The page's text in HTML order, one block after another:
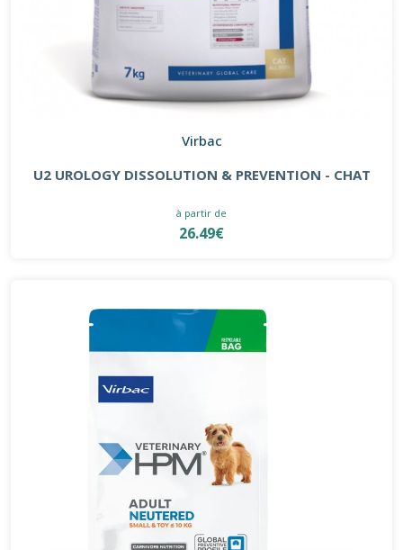
Virbac
U2 UROLOGY DISSOLUTION & PREVENTION - CHAT
à partir de
26.49€